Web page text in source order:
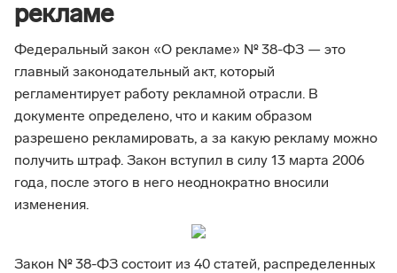
рекламе
Федеральный закон «О рекламе» № 38-ФЗ — это
главный законодательный акт, который
регламентирует работу рекламной отрасли. В
документе определено, что и каким образом
разрешено рекламировать, а за какую рекламу можно
получить штраф. Закон вступил в силу 13 марта 2006
года, после этого в него неоднократно вносили
изменения.
Закон № 38-ФЗ состоит из 40 статей, распределенных